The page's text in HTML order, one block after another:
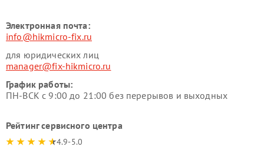
Электронная почта:
info@hikmicro-fix.ru
для юридических лиц
manager@fix-hikmicro.ru
График работы:
ПН-ВСК с 9:00 до 21:00 без перерывов и выходных
Рейтинг сервисного центра
4.9-5.0